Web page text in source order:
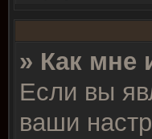
» Как мне
Если вы
ваши